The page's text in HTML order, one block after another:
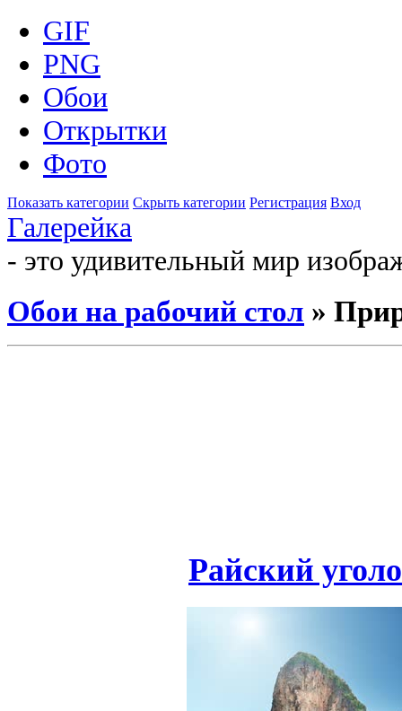
GIF
PNG
Обои
Открытки
Фото
Показать категории Скрыть категории Регистрация Вход
Галерейка
- это удивительный мир
Обои на рабочий стол »
Райский